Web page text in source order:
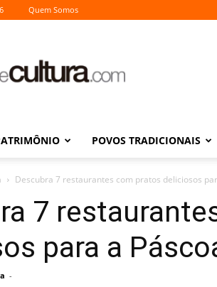
Quem Somos
Cultura
POVOS TRADICIONAIS
Descubra 7 restaurantes com pratos deliciosos
7
para a
-